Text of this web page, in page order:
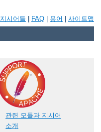
지시어들 FAQ 용어 사이트맵
관련 모듈과 지시어
소개